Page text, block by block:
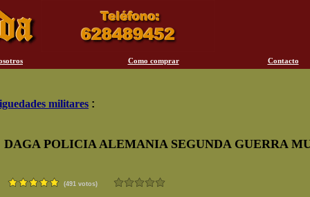
Como comprar Contacto
militares :
DAGA POLICIA ALEMANIA SEGUNDA GUERRA
(491 votos)